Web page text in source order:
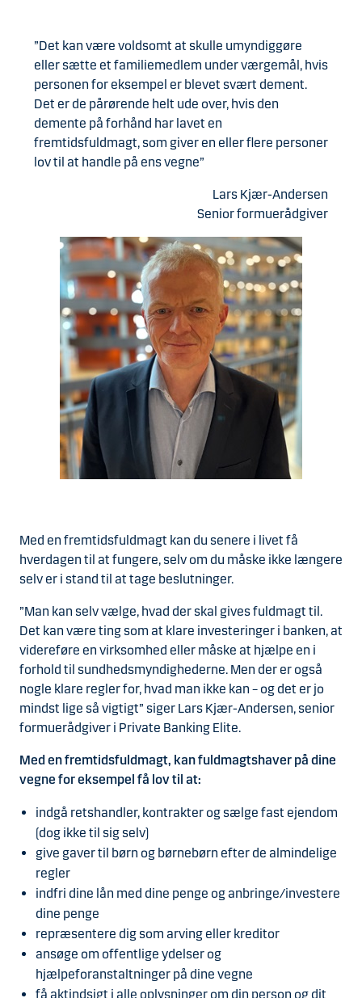
”Det kan være voldsomt at skulle umyndiggøre
eller sætte et familiemedlem under værgemål, hvis
personen for eksempel er blevet svært dement.
Det er de pårørende helt ude over, hvis den
demente på forhånd har lavet en
fremtidsfuldmagt, som giver en eller flere personer
lov til at handle på ens vegne”
Lars Kjær-Andersen
Senior formuerådgiver
Med en fremtidsfuldmagt kan du senere i livet få
hverdagen til at fungere, selv om du måske ikke længere
selv er i stand til at tage beslutninger.
”Man kan selv vælge, hvad der skal gives fuldmagt til.
Det kan være ting som at klare investeringer i banken, at
videreføre en virksomhed eller måske at hjælpe en i
forhold til sundhedsmyndighederne. Men der er også
nogle klare regler for, hvad man ikke kan – og det er jo
mindst lige så vigtigt” siger Lars Kjær-Andersen, senior
formuerådgiver i Private Banking Elite.
Med en fremtidsfuldmagt, kan fuldmagtshaver på dine
vegne for eksempel få lov til at:
indgå retshandler, kontrakter og sælge fast ejendom
(dog ikke til sig selv)
give gaver til børn og børnebørn efter de almindelige
regler
indfri dine lån med dine penge og anbringe/investere
dine penge
repræsentere dig som arving eller kreditor
ansøge om offentlige ydelser og
hjælpeforanstaltninger på dine vegne
få aktindsigt i alle oplysninger om din person og dit